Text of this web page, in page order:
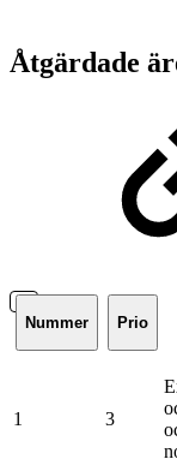
Åtgärdade
Nummer Prio
1 3